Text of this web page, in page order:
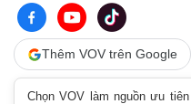
Thêm VOV trên Google
Chọn VOV làm nguồn ưu